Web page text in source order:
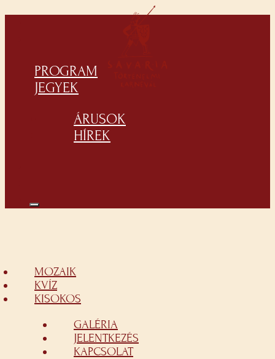
PROGRAM
JEGYEK
ÁRUSOK
HÍREK
MOZAIK
KVÍZ
KISOKOS
GALÉRIA
JELENTKEZÉS
KAPCSOLAT